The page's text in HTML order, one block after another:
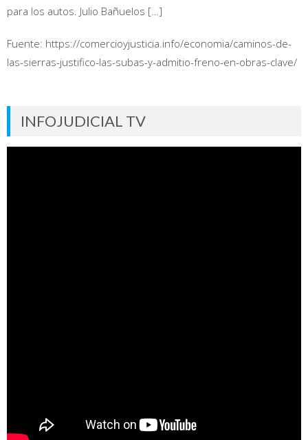
para los autos. Julio Bañuelos […]
Fuente: https://comercioyjusticia.info/economia/caminos-de-
las-sierras-justifico-las-subas-y-admitio-freno-en-obras-clave/
INFOJUDICIAL TV